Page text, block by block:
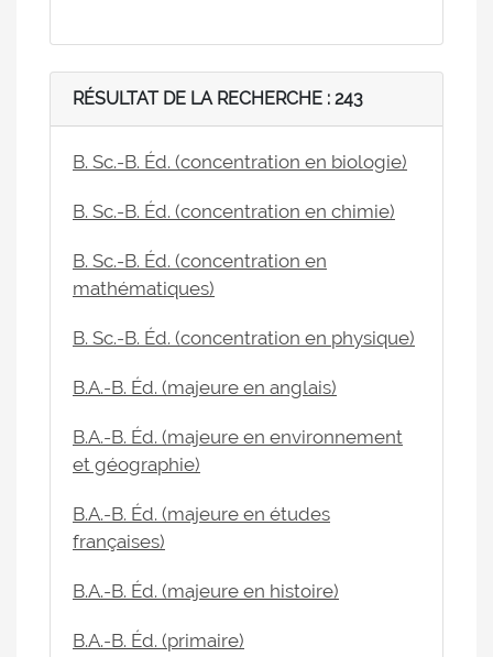
RÉSULTAT DE LA RECHERCHE : 243
B. Sc.-B. Éd. (concentration en biologie)
B. Sc.-B. Éd. (concentration en chimie)
B. Sc.-B. Éd. (concentration en
mathématiques)
B. Sc.-B. Éd. (concentration en physique)
B.A.-B. Éd. (majeure en anglais)
B.A.-B. Éd. (majeure en environnement
et géographie)
B.A.-B. Éd. (majeure en études
françaises)
B.A.-B. Éd. (majeure en histoire)
B.A.-B. Éd. (primaire)